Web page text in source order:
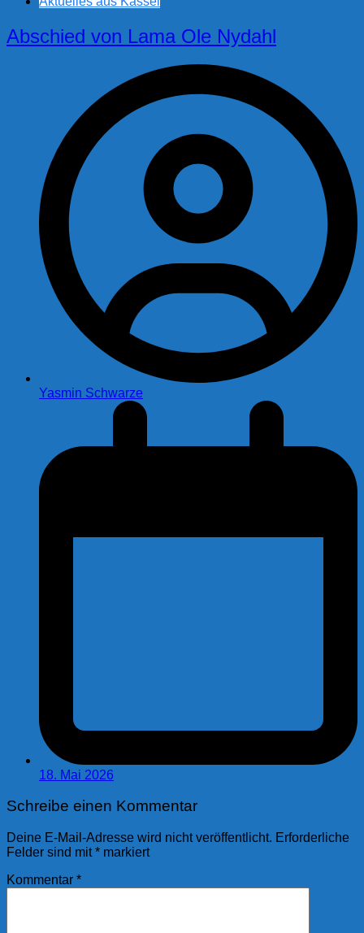
Abschied von Lama Ole Nydahl
Yasmin Schwarze
18. Mai 2026
Schreibe einen Kommentar
Deine E-Mail-Adresse wird nicht veröffentlicht. Erforderliche
Felder sind mit* markiert
Kommentar *